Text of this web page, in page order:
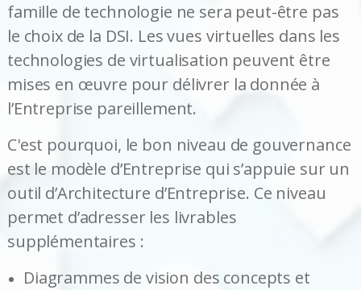
famille de technologie ne sera peut-être pas
le choix de la DSI. Les vues virtuelles dans les
technologies de virtualisation peuvent être
mises en œuvre pour délivrer la donnée à
l’Entreprise pareillement.
C'est pourquoi, le bon niveau de gouvernance
est le modèle d’Entreprise qui s’appuie sur un
outil d’Architecture d’Entreprise. Ce niveau
permet d’adresser les livrables
supplémentaires :
Diagrammes de vision des concepts et